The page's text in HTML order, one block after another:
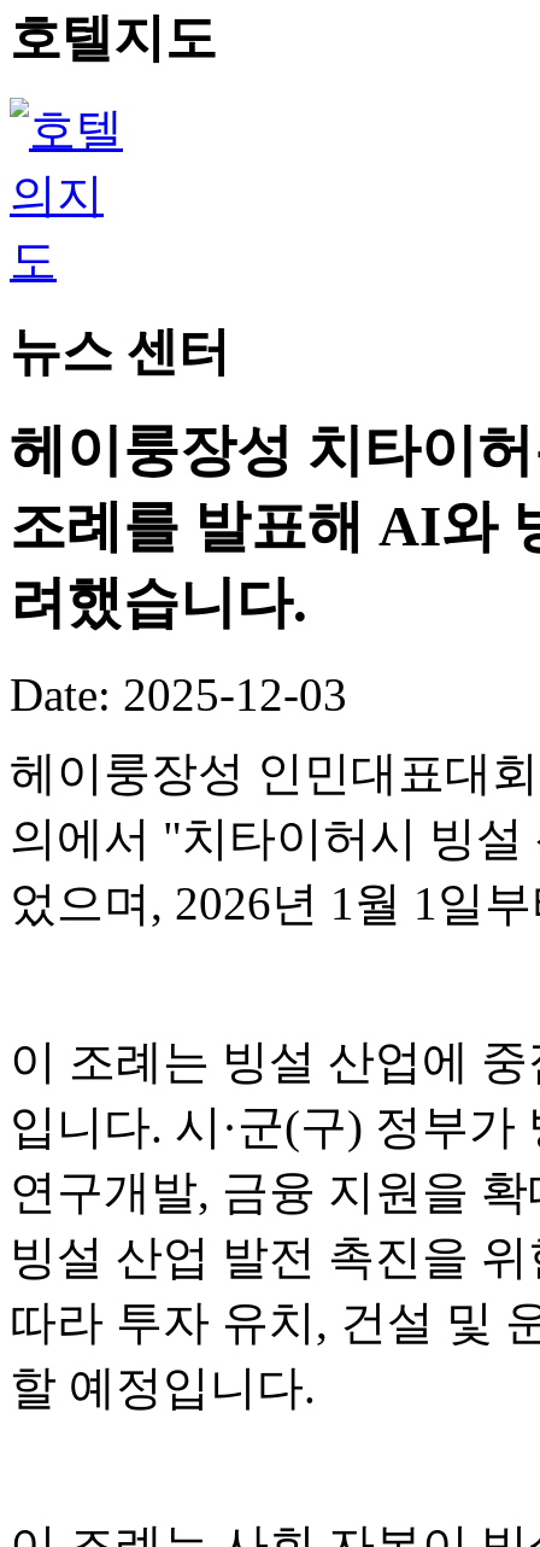
호텔지도
뉴스 센터
헤이룽장성 치타이
조례를 발표해 AI와
려했습니다.
Date: 2025-12-03
헤이룽장성 인민대표대
의에서 "치타이허시 빙
었으며, 2026년 1월 1일
이 조례는 빙설 산업에
입니다. 시·군(구) 정부
연구개발, 금융 지원을
빙설 산업 발전 촉진을
따라 투자 유치, 건설 및
할 예정입니다.